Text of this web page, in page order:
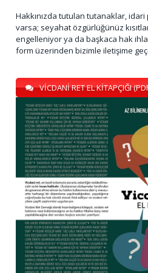
Hakkınızda tutulan tutanaklar, idari
varsa; seyahat özgürlüğünüz
engelleniyor ya da başkaca hak
form üzerinden bizimle iletişime
VİCDANİ RET EL KİTAPÇIĞI